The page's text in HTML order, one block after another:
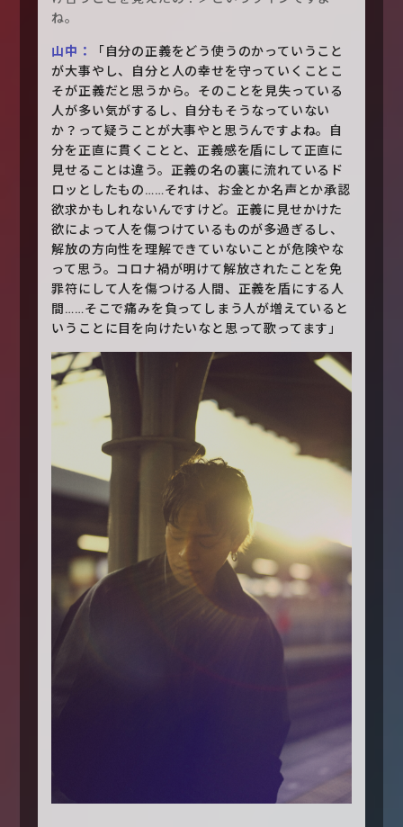
ね。
山中：
「自分の正義をどう使うのかっていうこと
が大事やし、自分と人の幸せを守っていくことこ
そが正義だと思うから。そのことを見失っている
人が多い気がするし、自分もそうなっていない
か？って疑うことが大事やと思うんですよね。自
分を正直に貫くことと、正義感を盾にして正直に
見せることは違う。正義の名の裏に流れているド
ロッとしたもの……それは、お金とか名声とか承認
欲求かもしれないんですけど。正義に見せかけた
欲によって人を傷つけているものが多過ぎるし、
解放の方向性を理解できていないことが危険やな
って思う。コロナ禍が明けて解放されたことを免
罪符にして人を傷つける人間、正義を盾にする人
間……そこで痛みを負ってしまう人が増えていると
いうことに目を向けたいなと思って歌ってます」